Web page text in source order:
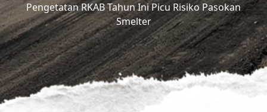
Pengetatan RKAB Tahun Ini Picu Risiko Pasokan
Smelter